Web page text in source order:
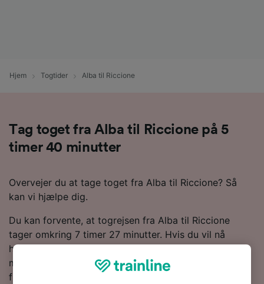
Hjem Togtider Alba til Riccione
Tag toget fra Alba til Riccione på 5
timer 40 minutter
Overvejer du at tage toget fra Alba til Riccione? Så
kan vi hjælpe dig.
Du kan forvente, at togrejsen fra Alba til Riccione
tager omkring 7 timer 27 minutter. Hvis du vil nå
hurtigst muligt frem, kan det tage ned til 5 timer 40
minutter på de hurtigste tjenester. Du vil som regel
finde omkring 12 tog om dagen på denne rute, der